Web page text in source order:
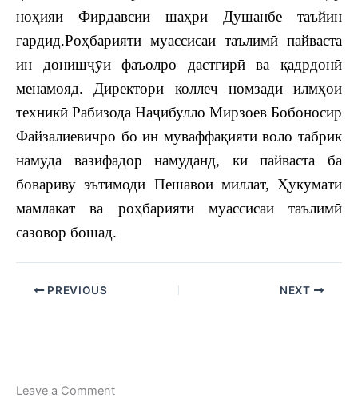
ноҳияи Фирдавсии шаҳри Душанбе таъйин
гардид.Роҳбарияти муассисаи таълимӣ пайваста
ин донишҷӯи фаъолро дастгирӣ ва қадрдонӣ
менамояд. Директори коллеҷ номзади илмҳои
техникӣ Рабизода Наҷибулло Мирзоев Бобоносир
Файзалиевичро бо ин муваффақияти воло табрик
намуда вазифадор намуданд, ки пайваста ба
бовариву эътимоди Пешавои миллат, Ҳукумати
мамлакат ва роҳбарияти муассисаи таълимӣ
сазовор бошад.
PREVIOUS NEXT
Leave a Comment